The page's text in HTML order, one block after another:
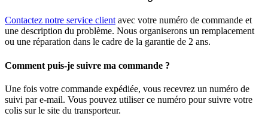
Contactez notre service clientavec votre numéro de commande et
une description du problème. Nous organiserons un remplacement
ou une réparation dans le cadre de la garantie de 2 ans.
Comment puis-je suivre ma commande ?
Une fois votre commande expédiée, vous recevrez un numéro de
suivi par e-mail. Vous pouvez utiliser ce numéro pour suivre votre
colis sur le site du transporteur.